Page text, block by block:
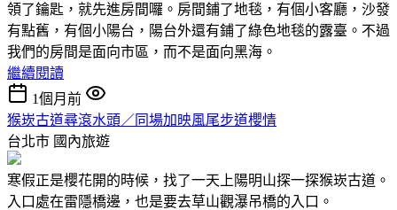
領了鑰匙，就先進房間囉。房間鋪了地毯，有個小客廳，沙發
有點舊，有個小陽台，陽台外還有鋪了綠色地毯的露臺。不過
我們的房間是面向市區，而不是面向黑海。
繼續閱讀
1個月前
猴崁古道尋滾水頭／同場加映風尾步道櫻情
台北市 國內旅遊
寒假正是櫻花開的時候，找了一天上陽明山探一探猴崁古道。
入口處在雷隱橋邊，也是要去草山觀瀑吊橋的入口。